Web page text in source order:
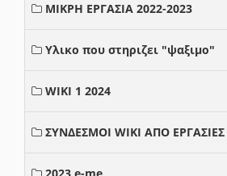
ΜΙΚΡΗ ΕΡΓΑΣΙΑ 2022-2023
Υλικο που στηριζει "ψαξιμο"
WIKI 1 2024
ΣΥΝΔΕΣΜΟΙ WIKI ΑΠΟ